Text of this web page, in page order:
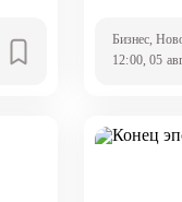
Бизнес,
12:00, 05